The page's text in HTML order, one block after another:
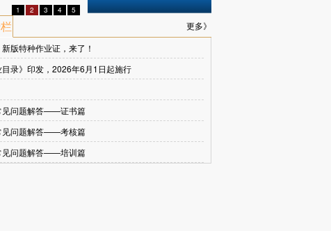
1 2 3 4 5
更多》
版特种作业证，来了！
目录》印发，2026年6月1日起施行
见问题解答——证书篇
见问题解答——考核篇
见问题解答——培训篇